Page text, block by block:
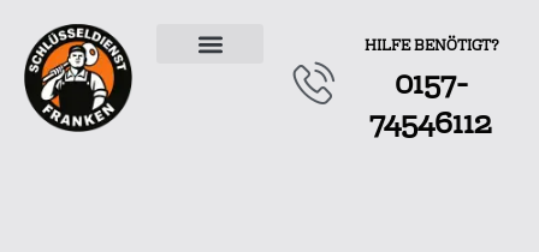
HILFE BENÖTIGT?
0157-
74546112